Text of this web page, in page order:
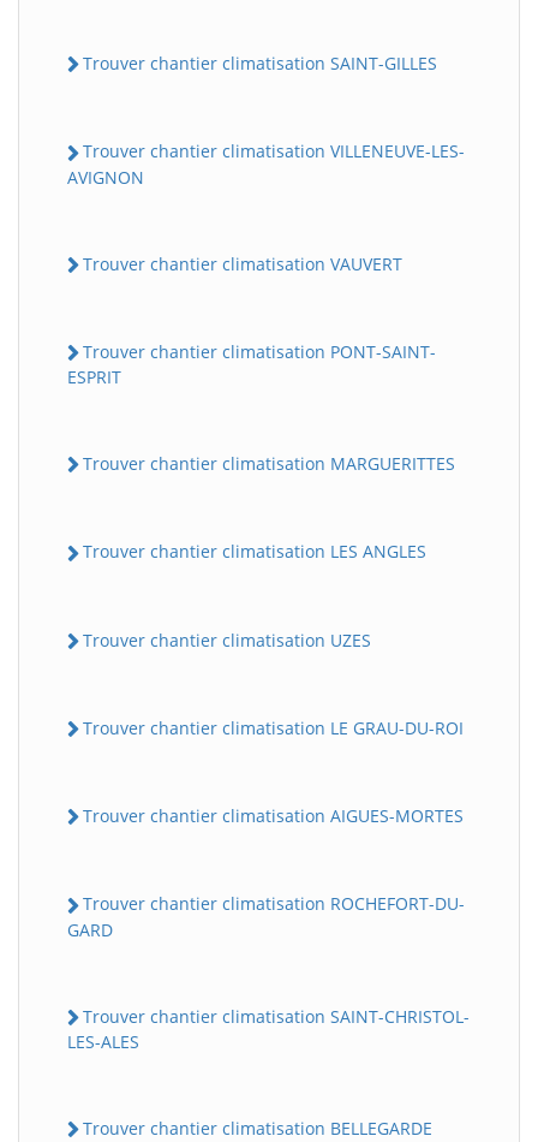
Trouver chantier climatisation SAINT-GILLES
Trouver chantier climatisation VILLENEUVE-LES-
AVIGNON
Trouver chantier climatisation VAUVERT
Trouver chantier climatisation PONT-SAINT-
ESPRIT
Trouver chantier climatisation MARGUERITTES
Trouver chantier climatisation LES ANGLES
Trouver chantier climatisation UZES
Trouver chantier climatisation LE GRAU-DU-ROI
Trouver chantier climatisation AIGUES-MORTES
Trouver chantier climatisation ROCHEFORT-DU-
GARD
Trouver chantier climatisation SAINT-CHRISTOL-
LES-ALES
Trouver chantier climatisation BELLEGARDE